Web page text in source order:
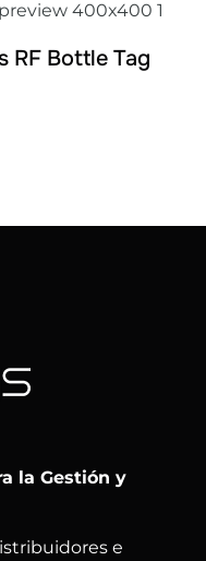
RF Bottle Tag
la Gestión y
e